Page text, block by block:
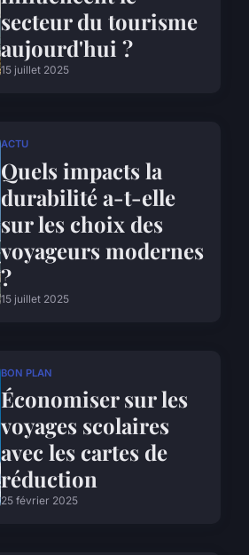
secteur du tourisme
aujourd'hui ?
15 juillet 2025
ACTU
Quels impacts la
durabilité a-t-elle
sur les choix des
voyageurs modernes
?
15 juillet 2025
BON PLAN
Économiser sur les
voyages scolaires
avec les cartes de
réduction
25 février 2025